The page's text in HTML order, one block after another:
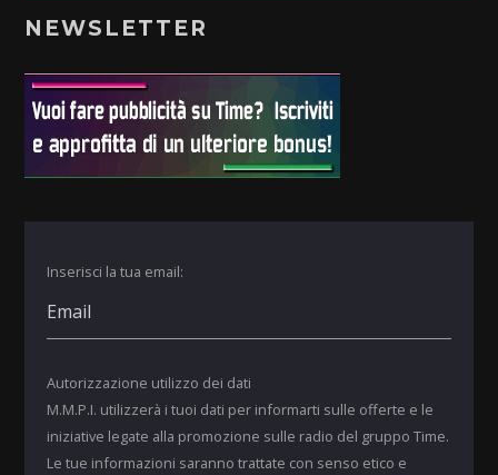
NEWSLETTER
Inserisci la tua email:
Autorizzazione utilizzo dei dati
M.M.P.I. utilizzerà i tuoi dati per informarti sulle offerte e le
iniziative legate alla promozione sulle radio del gruppo Time.
Le tue informazioni saranno trattate con senso etico e